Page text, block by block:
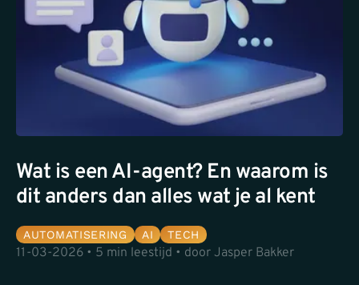
Wat is een AI-agent? En waarom is
dit anders dan alles wat je al kent
AUTOMATISERING AI TECH
11-03-2026 • 5 min leestijd • door Jasper Bakker